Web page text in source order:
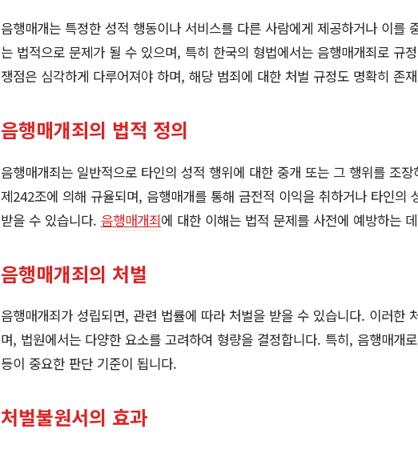
음행매개는 특정한 성적 행동이나 서비스를 다른 사람에게 제공하거나 이를
는 법적으로 문제가 될 수 있으며, 특히 한국의 형법에서는 음행매개죄로 규
쟁점은 심각하게 다루어져야 하며, 해당 범죄에 대한 처벌 규정도 명확히 존
음행매개죄의 법적 정의
음행매개죄는 일반적으로 타인의 성적 행위에 대한 중개 또는 그 행위를 조
제242조에 의해 규율되며, 음행매개를 통해 금전적 이익을 취하거나 타인의
받을 수 있습니다. 음행매개죄에 대한 이해는 법적 문제를 사전에 예방하는
음행매개죄의 처벌
음행매개죄가 성립되면, 관련 법률에 따라 처벌을 받을 수 있습니다. 이러한
며, 법원에서는 다양한 요소를 고려하여 형량을 결정합니다. 특히, 음행매개
등이 중요한 판단 기준이 됩니다.
처벌불원서의 효과